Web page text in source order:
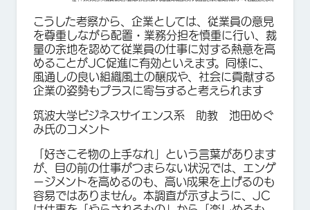
こうした考察から、企業としては、従業員の意見
を尊重しながら配置・業務分担を慎重に行い、裁
量の余地を認めて従業員の仕事に対する熱意を高
めることがJC促進に有効といえます。同様に、
風通しの良い組織風土の醸成や、社会に貢献する
企業の姿勢もプラスに寄与すると考えられます
筑波大学ビジネスサイエンス系 助教 池田めぐ
み氏のコメント
「好きこそ物の上手なれ」という言葉があります
が、目の前の仕事がつまらない状況では、エンゲ
ージメントを高めるのも、高い成果を上げるのも
容易ではありません。本調査が示すように、JC